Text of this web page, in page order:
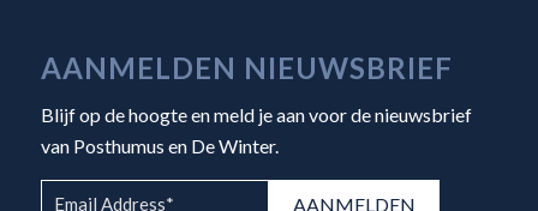
AANMELDEN NIEUWSBRIEF
Blijf op de hoogte en meld je aan voor de nieuwsbrief
van Posthumus en De Winter.